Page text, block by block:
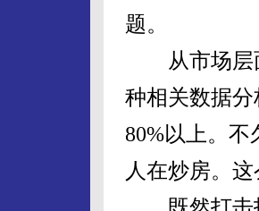
题。
从市场层面
种相关数据
80%以上。
人在炒房。